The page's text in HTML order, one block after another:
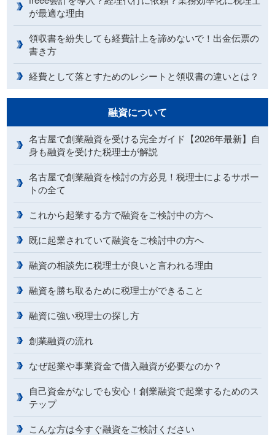
が最適な理由
領収書を紛失しても経費計上を諦めないで！出金伝票の
書き方
経費として落とすためのレシートと領収書の違いとは？
融資について
名古屋で創業融資を受ける完全ガイド【2026年最新】自
身も融資を受けた税理士が解説
名古屋で創業融資を検討の方必見！税理士によるサポー
トの全て
これから起業する方で融資をご検討中の方へ
既に起業されていて融資をご検討中の方へ
融資の相談先に税理士が良いと言われる理由
融資を勝ち取るために税理士ができること
融資に強い税理士の探し方
創業融資の流れ
なぜ起業や事業資金で借入融資が必要なのか？
自己資金がなしでも安心！創業融資で起業するためのス
テップ
こんな方は今すぐ融資をご検討ください